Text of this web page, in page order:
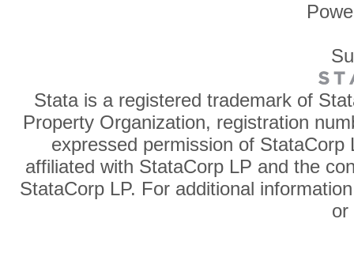
Stata is a registered trademark of
Property Organization, registration
expressed permission of
affiliated with StataCorp LP and the
StataCorp LP. For additional
or